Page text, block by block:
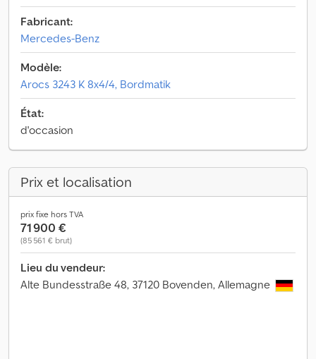
Fabricant:
Mercedes-Benz
Modèle:
Arocs 3243 K 8x4/4, Bordmatik
État:
d'occasion
Prix et localisation
prix fixe hors TVA
71 900 €
(85 561 € brut)
Lieu du vendeur:
Alte Bundesstraße 48, 37120 Bovenden, Allemagne